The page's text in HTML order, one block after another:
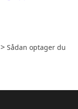
> Sådan optager du